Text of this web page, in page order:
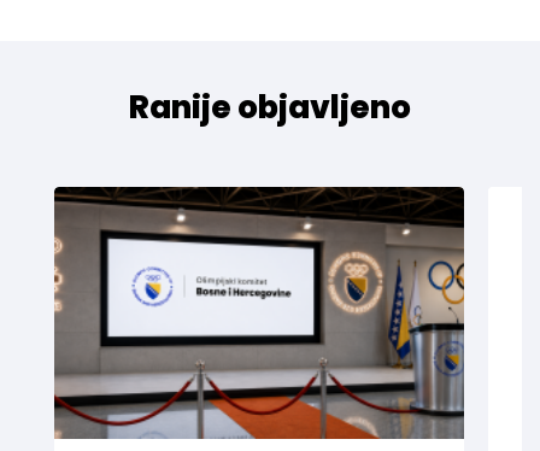
Ranije objavljeno